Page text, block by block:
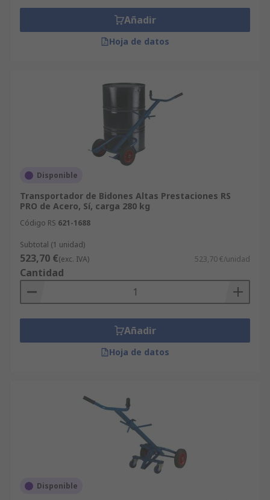
Añadir
Hoja de datos
Disponible
Transportador de Bidones Altas Prestaciones RS
PRO de Acero, Sí, carga 280 kg
Código RS 621-1688
Subtotal (1 unidad)
523,70 €(exc. IVA) 523,70 €/unidad
Cantidad
Añadir
Hoja de datos
Disponible